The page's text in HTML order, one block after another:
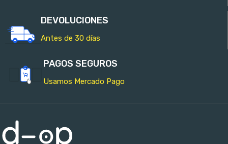
DEVOLUCIONES
Antes de 30 días
PAGOS SEGUROS
Usamos Mercado Pago